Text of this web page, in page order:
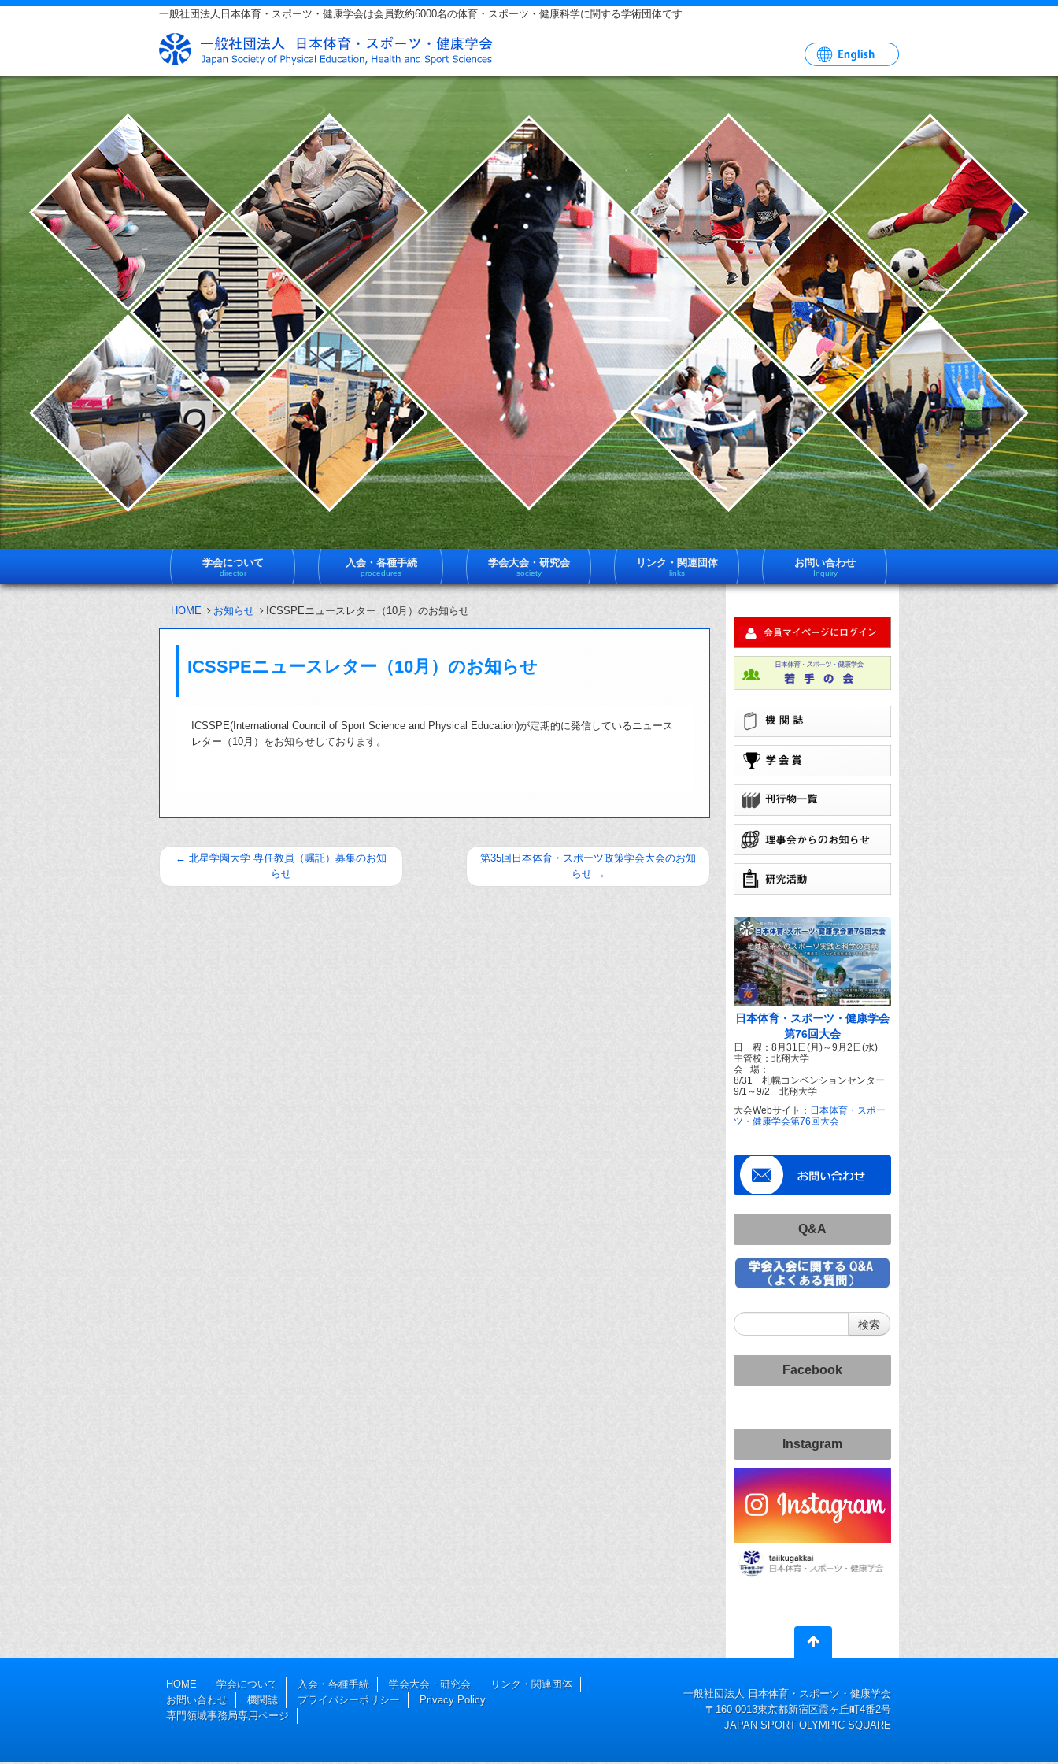
一般社団法人日本体育・スポーツ・健康学会は会員数約6000名の体育・スポーツ・健康科学に関する学術団体です
体
ス
一
社
法
日
体
育
ス
ー
ツ
健
学
は
員
約
育
学会について
director
入会・各種手続
procedures
学会大会・研究会
society
リンク・関連団体
links
お問い合わせ
Inquiry
HOME お知らせ ICSSPEニュースレター（10月）のお知らせ
ICSSPEニュースレター（10月）のお知らせ
ICSSPE(International Council of Sport Science and Physical Education)が定期的に発信しているニュース
レター（10月）をお知らせしております。
← 北星学園大学 専任教員（嘱託）募集のお知
らせ
第35回日本体育・スポーツ政策学会大会のお知
らせ →
日本体育・スポーツ・健康学会
第76回大会
日 程：8月31日(月)～9月2日(水)
主管校：北翔大学
会 場：
8/31 札幌コンベンションセンター
9/1～9/2 北翔大学
大会Webサイト： 日本体育・スポー
ツ・健康学会第76回大会
Q&A
Facebook
Instagram
HOME 学会について 入会・各種手続 学会大会・研究会
リンク・関連団体
お問い合わせ
機関誌 プライバシーポリシー
Privacy Policy
専門領域事務局専用ページ
一般社団法人 日本体育・スポーツ・健康学会
〒160-0013東京都新宿区霞ヶ丘町4番2号
JAPAN SPORT OLYMPIC SQUARE